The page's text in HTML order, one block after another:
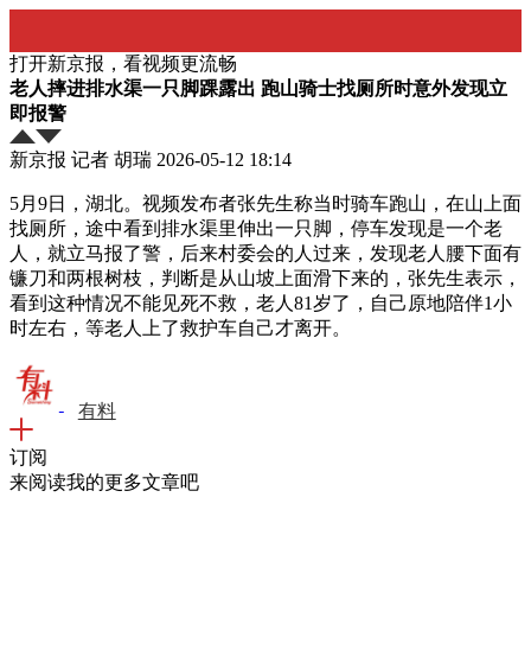
打开新京报，看视频更流畅
老人摔进排水渠一只脚踝露出 跑山骑士找厕所时意外发现立
即报警
新京报 记者 胡瑞 2026-05-12 18:14
5月9日，湖北。视频发布者张先生称当时骑车跑山，在山上面
找厕所，途中看到排水渠里伸出一只脚，停车发现是一个老
人，就立马报了警，后来村委会的人过来，发现老人腰下面有
镰刀和两根树枝，判断是从山坡上面滑下来的，张先生表示，
看到这种情况不能见死不救，老人81岁了，自己原地陪伴1小
时左右，等老人上了救护车自己才离开。
有料
订阅
来阅读我的更多文章吧